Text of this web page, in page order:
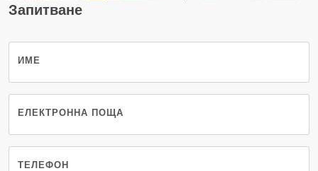
Запитване
ИМЕ
ЕЛЕКТРОННА ПОЩА
ТЕЛЕФОН